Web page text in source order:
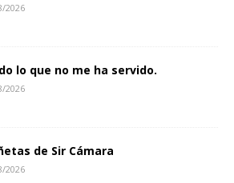
2026
lo que no me ha servido.
2026
de Sir Cámara
2026